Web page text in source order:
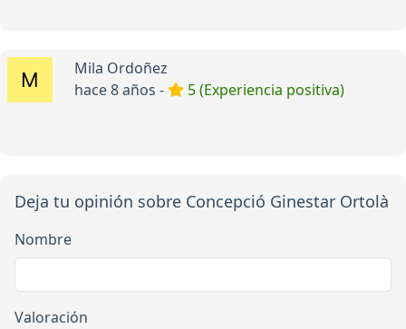
Mila Ordoñez
hace 8 años -
5 (Experiencia positiva)
Deja tu opinión sobre Concepció Ginestar Ortolà
Nombre
Valoración